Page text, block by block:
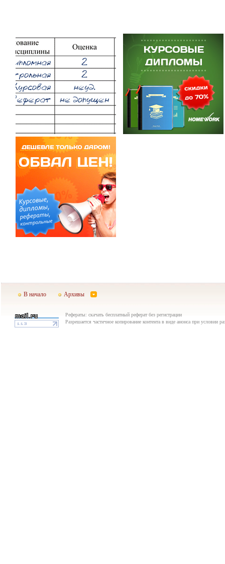
В начало Архивы
Рефераты: скачать бесплатный реферат без регистрации
Разрешается частичное копирование контента в виде анонса при условии